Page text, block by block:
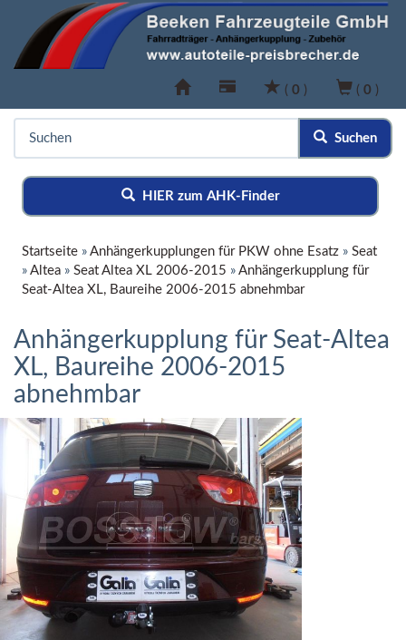
( 0 ) ( 0 )
Suchen
HIER zum AHK-Finder
Startseite » Anhängerkupplungen für PKW ohne Esatz » Seat
» Altea » Seat Altea XL 2006-2015 » Anhängerkupplung für
Seat-Altea XL, Baureihe 2006-2015 abnehmbar
Anhängerkupplung für Seat-Altea
XL, Baureihe 2006-2015
abnehmbar